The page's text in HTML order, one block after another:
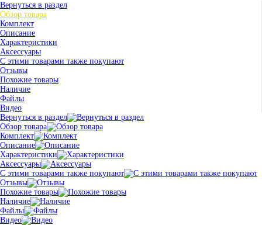
Вернуться в раздел
Обзор товара
Комплект
Описание
Характеристики
Аксессуары
С этими товарами также покупают
Отзывы
Похожие товары
Наличие
Файлы
Видео
Вернуться в раздел
Обзор товара
Комплект
Описание
Характеристики
Аксессуары
С этими товарами также покупают
Отзывы
Похожие товары
Наличие
Файлы
Видео